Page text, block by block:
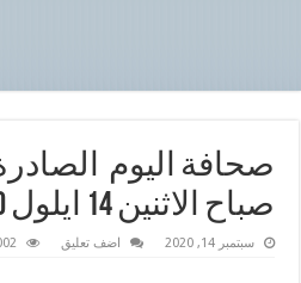
صحافة اليوم
صباح الاثنين 14 ايلول 2020
سبتمبر 14, 2020 اضف تعليق